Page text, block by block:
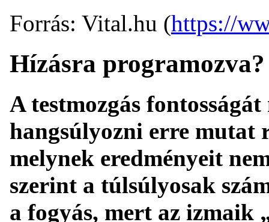
Forrás: Vital.hu (https://
Hízásra programozva?
A testmozgás fontosságát
hangsúlyozni erre mutat
melynek eredményeit
szerint a túlsúlyosak
a fogyás, mert az izmaik